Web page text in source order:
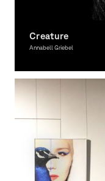
Creature
Annabell Griebel